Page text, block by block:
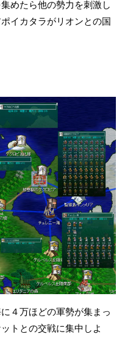
めたら他の勢力を刺激し
イカタラがリオンとの国
４万ほどの軍勢が集まっ
トとの交戦に集中しよ